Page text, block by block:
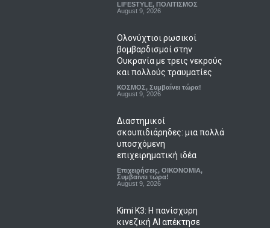
LIFESTYLE, ΠΟΛΙΤΙΣΜΟΣ
August 9, 2026
Ολονύχτιοι ρωσικοί
βομβαρδισμοί στην
Ουκρανία με τρεις νεκρούς
και πολλούς τραυματίες
ΚΟΣΜΟΣ, Συμβαίνει τώρα!
August 9, 2026
Διαστημικοί
σκουπιδιάρηδες: μια πολλά
υποσχόμενη
επιχειρηματική ιδέα
Επιχειρήσεις, ΟΙΚΟΝΟΜΙΑ,
Συμβαίνει τώρα!
August 9, 2026
Kimi K3: Η πανίσχυρη
κινεζική AI απέκτησε